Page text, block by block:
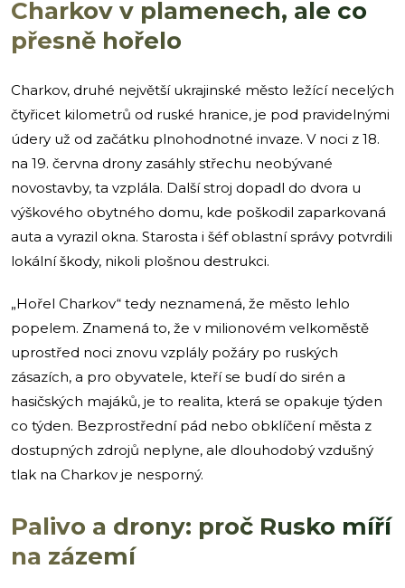
Charkov v plamenech, ale co
přesně hořelo
Charkov, druhé největší ukrajinské město ležící necelých
čtyřicet kilometrů od ruské hranice, je pod pravidelnými
údery už od začátku plnohodnotné invaze. V noci z 18.
na 19. června drony zasáhly střechu neobývané
novostavby, ta vzplála. Další stroj dopadl do dvora u
výškového obytného domu, kde poškodil zaparkovaná
auta a vyrazil okna. Starosta i šéf oblastní správy potvrdili
lokální škody, nikoli plošnou destrukci.
„Hořel Charkov“ tedy neznamená, že město lehlo
popelem. Znamená to, že v milionovém velkoměstě
uprostřed noci znovu vzplály požáry po ruských
zásazích, a pro obyvatele, kteří se budí do sirén a
hasičských majáků, je to realita, která se opakuje týden
co týden. Bezprostřední pád nebo obklíčení města z
dostupných zdrojů neplyne, ale dlouhodobý vzdušný
tlak na Charkov je nesporný.
Palivo a drony: proč Rusko míří
na zázemí